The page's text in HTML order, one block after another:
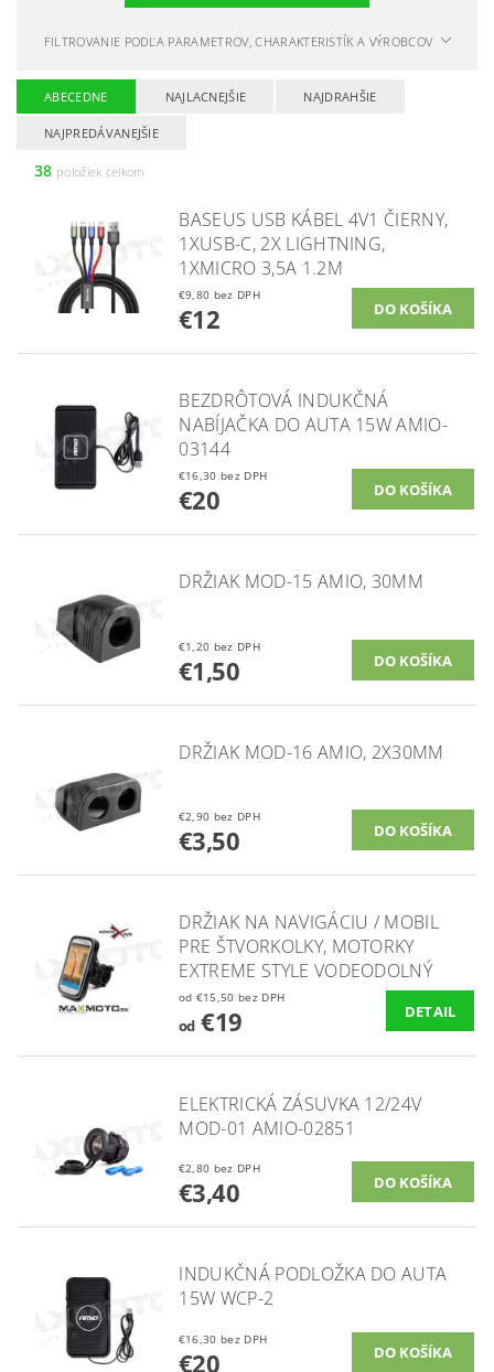
FILTROVANIE PODĽA PARAMETROV, CHARAKTERISTÍK A VÝROBCOV
ABECEDNE NAJLACNEJŠIE NAJDRAHŠIE
NAJPREDÁVANEJŠIE
38 položiek celkom
BASEUS USB KÁBEL 4V1 ČIERNY,
1XUSB-C, 2X LIGHTNING,
1XMICRO 3,5A 1.2M
€9,80 bez DPH
€12
BEZDRÔTOVÁ INDUKČNÁ
NABÍJAČKA DO AUTA 15W AMIO-
03144
€16,30 bez DPH
€20
DRŽIAK MOD-15 AMIO, 30MM
€1,20 bez DPH
€1,50
DRŽIAK MOD-16 AMIO, 2X30MM
€2,90 bez DPH
€3,50
DRŽIAK NA NAVIGÁCIU / MOBIL
PRE ŠTVORKOLKY, MOTORKY
EXTREME STYLE VODEODOLNÝ
od €15,50 bez DPH
od€19 DETAIL
ELEKTRICKÁ ZÁSUVKA 12/24V
MOD-01 AMIO-02851
€2,80 bez DPH
€3,40
INDUKČNÁ PODLOŽKA DO AUTA
15W WCP-2
€16,30 bez DPH
€20